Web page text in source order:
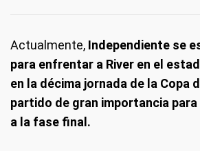
Actualmente, Independiente se
para enfrentar a River en el
en la décima jornada de la Copa
partido de gran importancia
a la fase final.